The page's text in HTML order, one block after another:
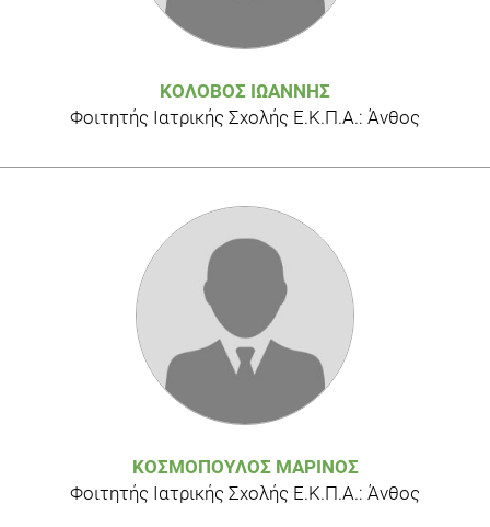
ΚΟΛΟΒΌΣ ΙΩΆΝΝΗΣ
Φοιτητής Ιατρικής Σχολής Ε.Κ.Π.Α.: Άνθος
ΚΟΣΜΌΠΟΥΛΟΣ ΜΑΡΊΝΟΣ
Φοιτητής Ιατρικής Σχολής Ε.Κ.Π.Α.: Άνθος